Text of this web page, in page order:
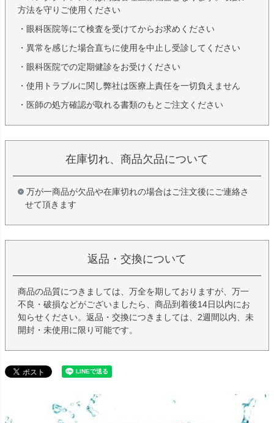
方法を守りご使用ください
・眼科医院等にて検査を受けてからお求めください
・異常を感じた場合直ちに使用を中止し受診してください
・眼科医院での定期健診をお受けください
・使用トラブルに関し弊社は医療上責任を一切負えません
・医師の処方確認が取れる書類のもとご注文ください
在庫切れ、商品欠品について
万が一商品が欠品や在庫切れの場合はご注文後にご連絡さ
せて頂きます
返品・交換について
商品の品質につきましては、万全を期しておりますが、万一
不良・破損などがございましたら、商品到着後14日以内にお
知らせください。返品・交換につきましては、2週間以内、未
開封・未使用に限り可能です。